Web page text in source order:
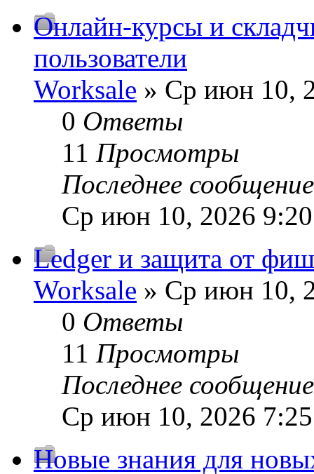
Онлайн-курсы и
пользователи
Worksale » Ср июн 10,
0 Ответы
11 Просмотры
Последнее
Ср июн 10, 2026
Ledger и защита от
Worksale » Ср июн 10,
0 Ответы
11 Просмотры
Последнее
Ср июн 10, 2026
Новые знания для